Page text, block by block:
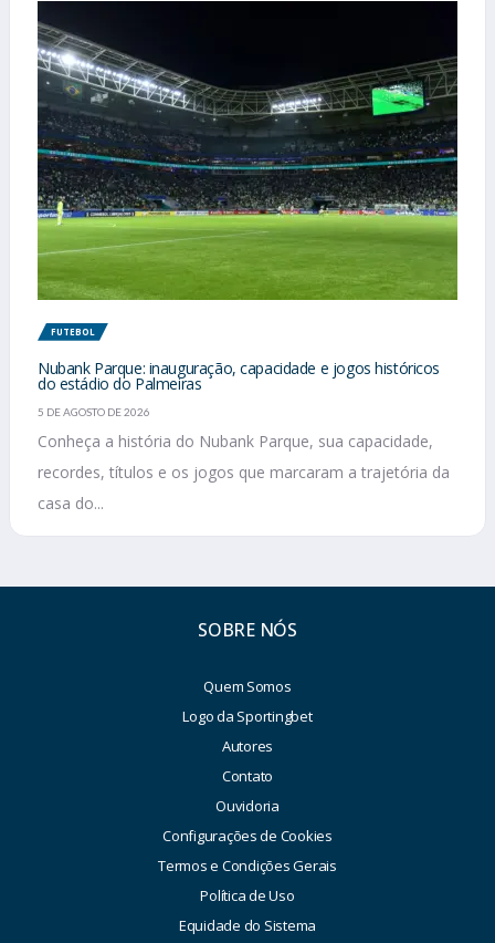
FUTEBOL
Nubank Parque: inauguração, capacidade e jogos históricos
do estádio do Palmeiras
5 DE AGOSTO DE 2026
Conheça a história do Nubank Parque, sua capacidade,
recordes, títulos e os jogos que marcaram a trajetória da
casa do...
SOBRE NÓS
Quem Somos
Logo da Sportingbet
Autores
Contato
Ouvidoria
Configurações de Cookies
Termos e Condições Gerais
Política de Uso
Equidade do Sistema